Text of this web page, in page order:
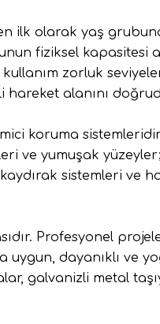
ilk olarak yaş
fiziksel kapasitesi
zorluk
hareket alanını
koruma
ve yumuşak
sistemleri ve
Profesyonel
uygun, dayanıklı ve
galvanizli metal